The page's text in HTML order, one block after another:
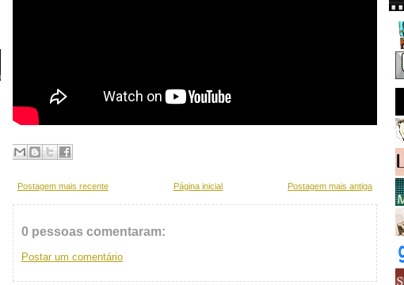
Postagem mais recente Postagem mais antiga
Página inicial
0 pessoas comentaram:
Postar um comentário